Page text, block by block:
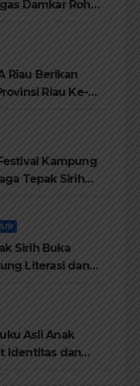
Damkar Rohil
Riau Berikan
Riau Ke-
Kampung
Tepak Sirih
Sirih Buka
Literasi dan
Asli Anak
Identitas dan